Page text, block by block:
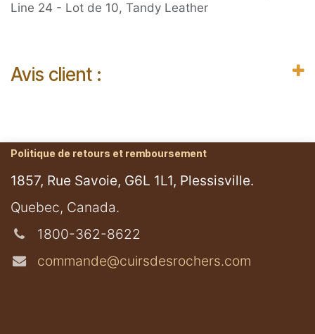
Line 24 - Lot de 10, Tandy Leather
Avis client :
Politique de retours et remboursement
1857, Rue Savoie, G6L 1L1, Plessisville.
​Quebec, Canada.
1800-362-8622
commande@cuirsdesrochers.com